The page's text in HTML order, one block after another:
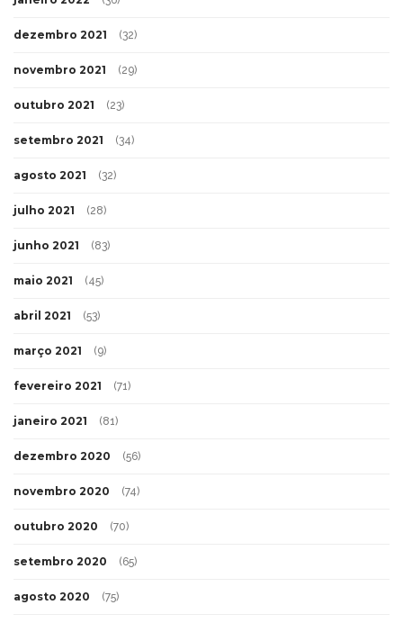
dezembro 2021 (32)
novembro 2021 (29)
outubro 2021 (23)
setembro 2021 (34)
agosto 2021 (32)
julho 2021 (28)
junho 2021 (83)
maio 2021 (45)
abril 2021 (53)
março 2021 (9)
fevereiro 2021 (71)
janeiro 2021 (81)
dezembro 2020 (56)
novembro 2020 (74)
outubro 2020 (70)
setembro 2020 (65)
agosto 2020 (75)